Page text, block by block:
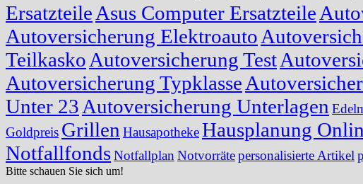
Ersatzteile Asus Computer Ersatzteile
Autoversicherung Elektroauto
Teilkasko Autoversicherung Test
Autoversicherung Typklasse
Unter 23 Autoversicherung Unterlagen
Goldpreis Grillen HausapothekeHausplanung
NotfallfondsNotfallplan Notvorrätepersonalisierte Artikel
Bitte schauen Sie sich um!